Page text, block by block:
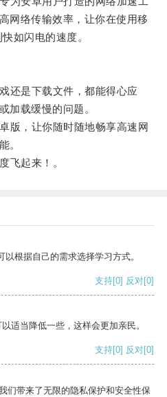
网络传输效率，让你在使用移
如闪电的速度。
是下载文件，都能得心应
加载缓慢的问题。
，让你随时随地畅享高速网
。
起来！。
根据自己的需求选择学习方式。
支持[0] 反对[0]
适当降低一些，这样会更加亲民。
支持[0] 反对[0]
们带来了无限的隐私保护和安全性保